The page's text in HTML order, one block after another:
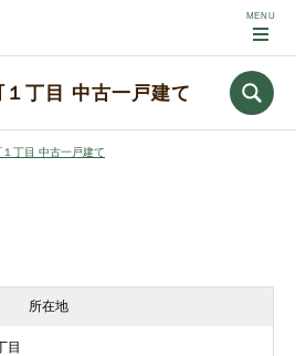
丁目 中古一戸建て
丁目 中古一戸建て
所在地
目